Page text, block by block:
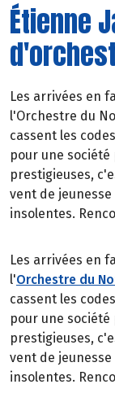
Étienne
Les arrivées en
l'Orchestre du
cassent les
pour une société
prestigieuses,
vent de
insolentes.
Les arrivées en
l'Orchestre du
cassent les
pour une société
prestigieuses,
vent de
insolentes.